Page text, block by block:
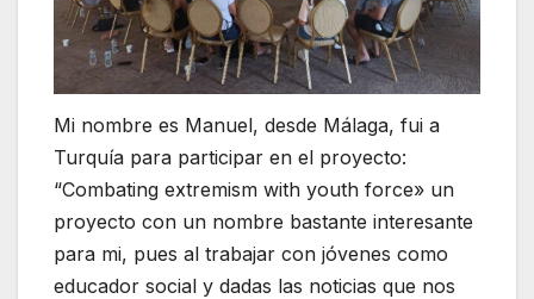
Mi nombre es Manuel, desde Málaga, fui a
Turquía para participar en el proyecto:
“Combating extremism with youth force» un
proyecto con un nombre bastante interesante
para mi, pues al trabajar con jóvenes como
educador social y dadas las noticias que nos